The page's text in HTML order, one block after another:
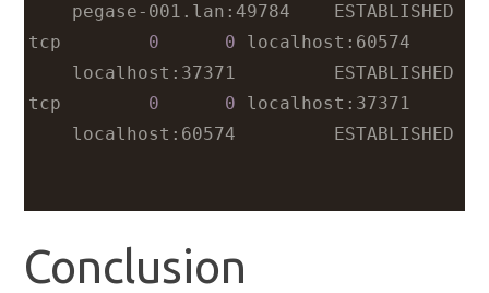
pegase-001.lan:49784    ESTABLISHED
tcp 0 0 localhost:60574
localhost:37371         ESTABLISHED
tcp 0 0 localhost:37371
localhost:60574         ESTABLISHED
Conclusion